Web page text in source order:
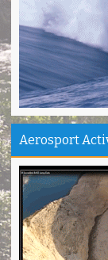
Mind
Tiara - Bandung
Gn.Semeru
Matius Sinaga -
Gn.Ciremai seru
Ridwan - Bekasi
Susi - Cimahi
Thanks Gn.Ciremai
Rian - Surabaya
Thanks!Green
William - Singapore
Aerosport